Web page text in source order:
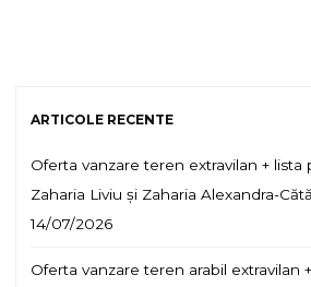
ARTICOLE RECENTE
Oferta vanzare teren extravilan + lista
Zaharia Liviu și Zaharia Alexandra-
14/07/2026
Oferta vanzare teren arabil extravilan